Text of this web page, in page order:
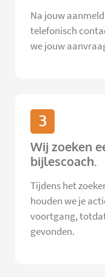
Na jouw
telefonisch
we jouw
3
Wij zoeken
bijlescoach.
Tijdens het
houden we je
voortgang,
gevonden.